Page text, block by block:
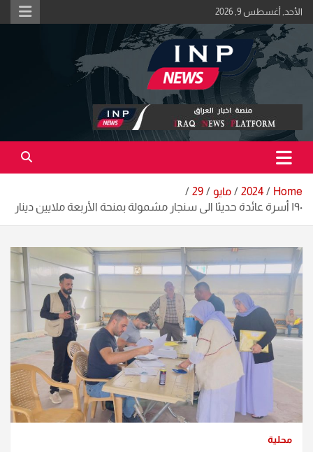
Skip
to
content
الأحد, أغسطس 9, 2026
منصة اخبار العراق
اكبر منصة خبرية في العراق | #الحقيقة_اولاً
Home
2024 مايو
29
١٩٠ أسرة عائدة حديثا الى سنجار مشمولة بمنحة الأربعة ملايين دينار
محلية